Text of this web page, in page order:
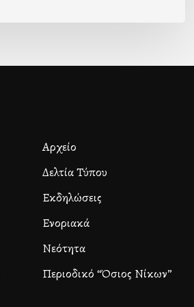
Αρχείο
Δελτία Τύπου
Εκδηλώσεις
Ενοριακά
Νεότητα
Περιοδικό “Όσιος Νίκων”